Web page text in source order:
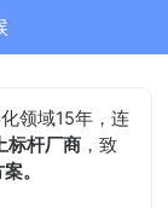
务
领域15年，连
标杆厂商 ，致
。